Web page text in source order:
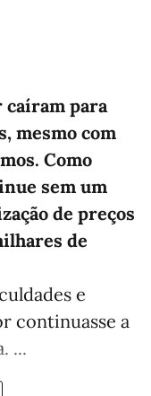
caíram para
mesmo com
Como
sem um
de preços
de
e
continuasse a
...